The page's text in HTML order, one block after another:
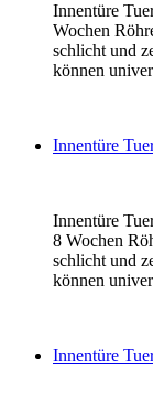
Innentüre
Wochen
schlicht und
können
Innentüre
Innentüre
8 Wochen
schlicht und
können
Innentüre